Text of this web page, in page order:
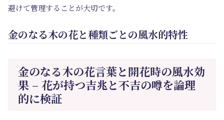
避けて管理することが大切です。
金のなる木の花と種類ごとの風水的特性
金のなる木の花言葉と開花時の風水効
果 – 花が持つ吉兆と不吉の噂を論理
的に検証